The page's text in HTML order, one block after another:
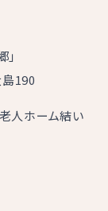
190